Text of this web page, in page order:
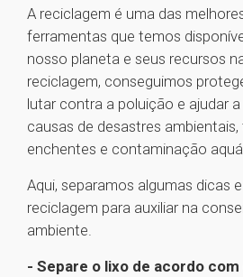
A reciclagem é uma das
ferramentas que temos
nosso planeta e seus recursos
reciclagem, conseguimos
lutar contra a poluição e ajudar
causas de desastres
enchentes e contaminação
Aqui, separamos algumas dicas
reciclagem para auxiliar na
ambiente.
- Separe o lixo de acordo